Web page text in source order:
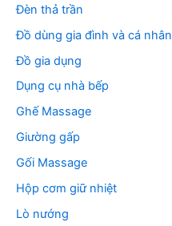
Đèn thả trần
Đồ dùng gia đình và cá nhân
Đồ gia dụng
Dụng cụ nhà bếp
Ghế Massage
Giường gấp
Gối Massage
Hộp cơm giữ nhiệt
Lò nướng